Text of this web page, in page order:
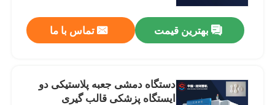
بهترین قیمت تماس با ما
دستگاه دمشی جعبه پلاستیکی دو
ایستگاه پزشکی قالب گیری